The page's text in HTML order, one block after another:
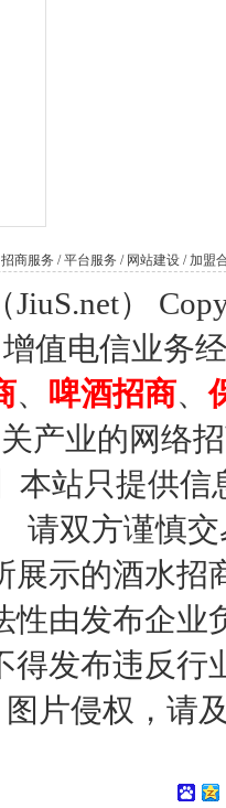
招商服务 /平台服务 / 网站建设 /加盟
）
增值电信业务
、 啤酒招商、
产业的网络
本站只提供
请双方谨慎
展示的酒水
性由发布企业
得发布违反行
片侵权，请